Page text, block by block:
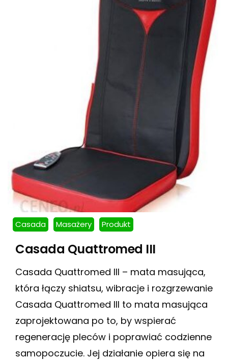
Casada Masażery Produkt
Casada Quattromed III
Casada Quattromed III – mata masująca,
która łączy shiatsu, wibracje i rozgrzewanie
Casada Quattromed III to mata masująca
zaprojektowana po to, by wspierać
regenerację pleców i poprawiać codzienne
samopoczucie. Jej działanie opiera się na